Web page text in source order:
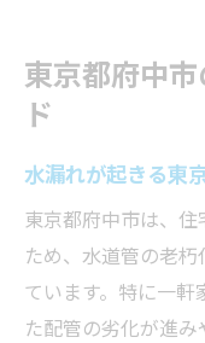
水道管トラブ
法
水漏れ発
専門業者
地中配管
性
東京都府中
ド
水漏れが起きる東
東京都府中市は、
ため、水道管の老
ています。特に一
た配管の劣化が進